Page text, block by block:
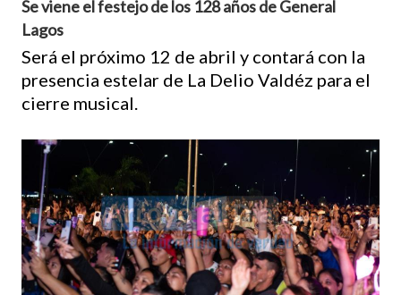
Se viene el festejo de los 128 años de General
Lagos
Será el próximo 12 de abril y contará con la
presencia estelar de La Delio Valdéz para el
cierre musical.